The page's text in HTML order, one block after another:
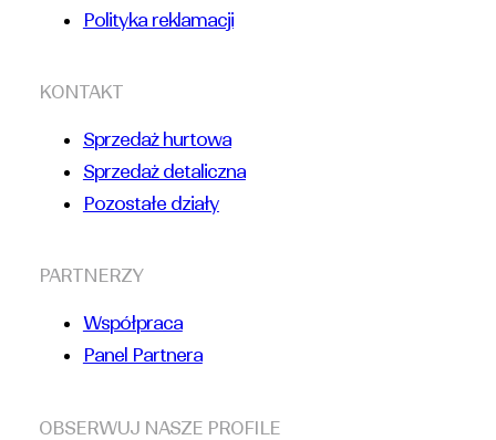
Polityka reklamacji
KONTAKT
Sprzedaż hurtowa
Sprzedaż detaliczna
Pozostałe działy
PARTNERZY
Współpraca
Panel Partnera
OBSERWUJ NASZE PROFILE